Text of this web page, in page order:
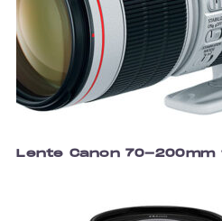
Lente Canon 70-200mm